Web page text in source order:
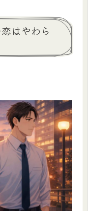
はやわら